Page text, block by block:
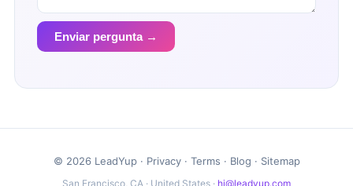
Enviar pergunta →
© 2026 LeadYup · Privacy· Terms · Blog · Sitemap
San Francisco, CA · United States · hi@leadyup.com